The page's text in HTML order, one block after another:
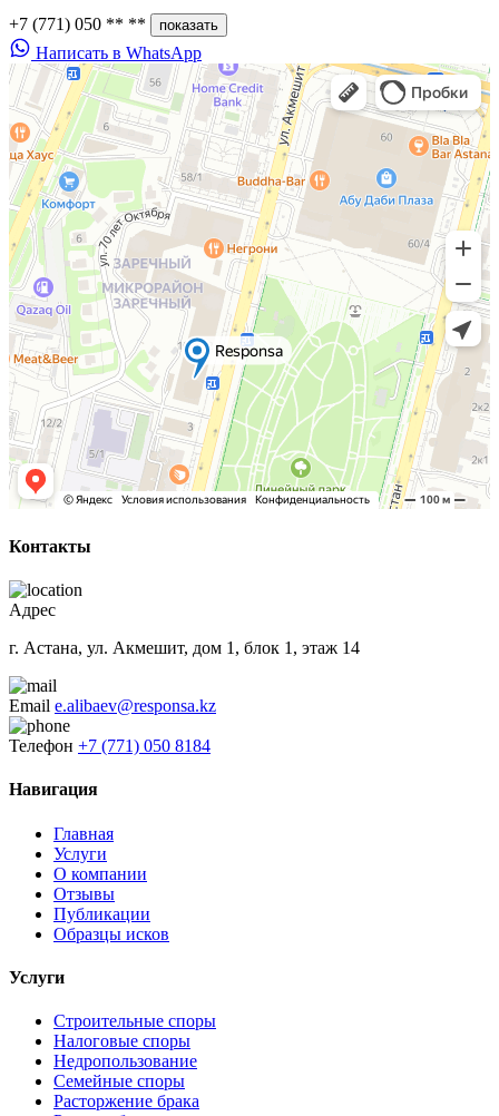
+7 (771) 050 ** ** показать
Написать в WhatsApp
Контакты
Адрес
г. Астана, ул. Акмешит, дом 1, блок 1, этаж 14
Email e.alibaev@responsa.kz
Телефон +7 (771) 050 8184
Навигация
Главная
Услуги
О компании
Отзывы
Публикации
Образцы исков
Услуги
Строительные споры
Налоговые споры
Недропользование
Семейные споры
Расторжение брака